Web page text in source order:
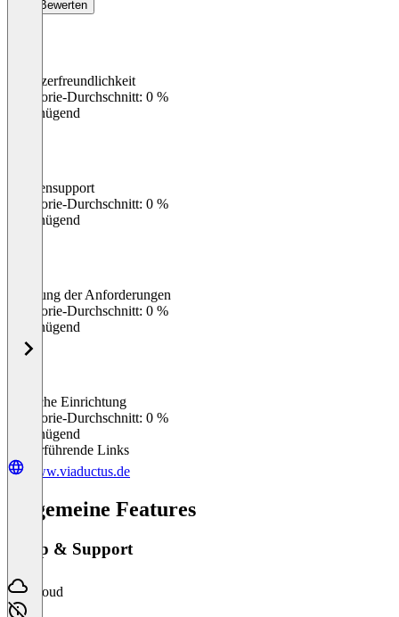
Bewerten
Benutzerfreundlichkeit
Kategorie-Durchschnitt: 0 %
Ungenügend
Kundensupport
Kategorie-Durchschnitt: 0 %
Ungenügend
Erfüllung der Anforderungen
Kategorie-Durchschnitt: 0 %
Ungenügend
Einfache Einrichtung
Kategorie-Durchschnitt: 0 %
Ungenügend
Weiterführende Links
www.viaductus.de
Allgemeine Features
Setup & Support
Cloud